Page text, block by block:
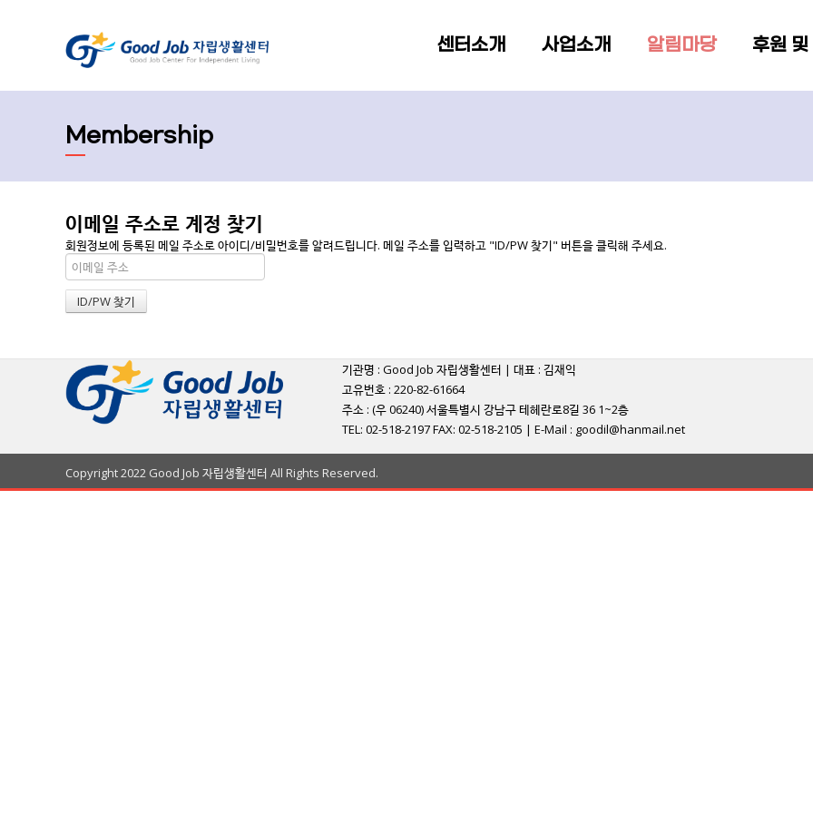
센터소개 사업소개 알림마당 후원
Membership
이메일 주소로 계정 찾기
회원정보에 등록된 메일 주소로 아이디/비밀번호를 알려드립니다. 메일 주소를 입력하고 "ID/PW 찾기" 버튼을 클릭해 주세요.
기관명 : Good Job 자립생활센터 | 대표 : 김재익
고유번호 : 220-82-61664
주소 : (우 06240) 서울특별시 강남구 테헤란로8길 36 1~2층
TEL: 02-518-2197 FAX: 02-518-2105 | E-Mail : goodil@hanmail.net
Copyright 2022 Good Job 자립생활센터 All Rights Reserved.